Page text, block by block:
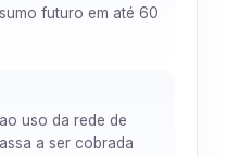
futuro em até 60
uso da rede de
a ser cobrada